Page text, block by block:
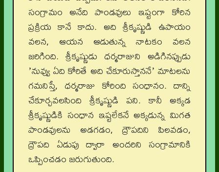
సంగ్రామం అనేది పాండవులు ఇష్టంగా కోరిన
ప్రక్రియ కానే కాదు. అది శ్రీకృష్ణుడి ఉపాయం
వలన, ఆయన ఆడుతున్న నాటకం వలన
జరిగింది. శ్రీకృష్ణుడు ధర్మరాజుని అడిగినప్పుడు
ʼనువ్వు ఏది కోరితే అది చేకూరుస్తాననేʼ మాటలను
గమనిస్తే, ధర్మరాజు కోరింది సంధానం. దాన్ని
చేకూర్చవలసింది శ్రీకృష్ణుడి పని. కానీ అక్కడ
శ్రీకృష్ణుడికి సంధాన ఇష్టలేకనే అక్కడున్న మిగత
పాండవులను అడగడం, ద్రౌపదిని పిలవడం,
ద్రౌపది ఏడుపు ద్వారా అందరిని సంగ్రామానికి
ఒప్పించడం జరుగుతుంది.